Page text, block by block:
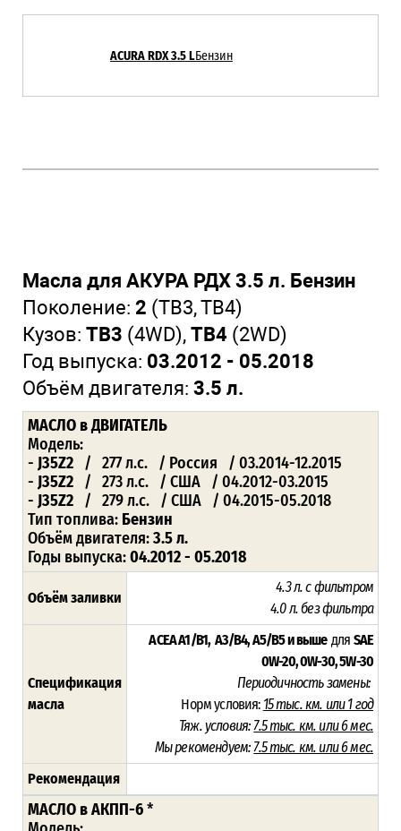
ACURA RDX 3.5 LБензин
Масла для АКУРА РДХ 3.5 л. Бензин
Поколение: 2 (TB3, TB4)
Кузов: TB3 (4WD), TB4 (2WD)
Год выпуска: 03.2012 - 05.2018
Объём двигателя: 3.5 л.
МАСЛО в ДВИГАТЕЛЬ
Модель:
- J35Z2 / 277 л.с. / Россия / 03.2014-12.2015
- J35Z2 / 273 л.с. / США / 04.2012-03.2015
- J35Z2 / 279 л.с. / США / 04.2015-05.2018
Тип топлива: Бензин
Объём двигателя:3.5 л.
Годы выпуска:04.2012 - 05.2018
Объём заливки
4.3 л. с фильтром
4.0 л. без фильтра
Спецификация
масла
ACEA A1/B1, A3/B4, A5/B5 и выше для SAE
0W-20, 0W-30, 5W-30
Периодичность замены:
Норм условия: 15 тыс. км. или 1 год
Тяж. условия:7.5 тыс. км. или 6 мес.
Мы рекомендуем:7.5 тыс. км. или 6 мес.
Рекомендация
МАСЛО в АКПП-6*